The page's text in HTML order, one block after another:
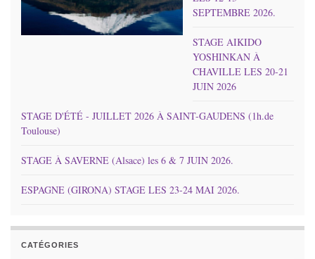
SEPTEMBRE 2026.
STAGE AIKIDO
YOSHINKAN À
CHAVILLE LES 20-21
JUIN 2026
STAGE D'ÉTÉ - JUILLET 2026 À SAINT-GAUDENS (1h.de
Toulouse)
STAGE À SAVERNE (Alsace) les 6 & 7 JUIN 2026.
ESPAGNE (GIRONA) STAGE LES 23-24 MAI 2026.
CATÉGORIES